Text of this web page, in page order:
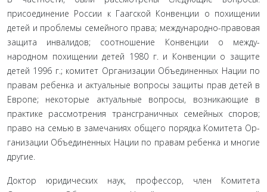
присоединение России к Гаагской Конвенции о похищении
детей и проблемы семейного права; международно-право­вая
защита инвалидов; соотношение Конвенции о между­
народном похищении детей 1980 г. и Конвенции о защите
детей 1996 г.; комитет Организации Объединенных Нации по
правам ребенка и актуальные вопросы защиты прав де­тей в
Европе; некоторые актуальные вопросы, возникающие в
практике рассмотрения трансграничных семейных споров;
право на семью в замечаниях общего порядка Комитета Ор­
ганизации Объединенных Нации по правам ребенка и мно­гие
другие.
Доктор юридических наук, профессор, член Комитета